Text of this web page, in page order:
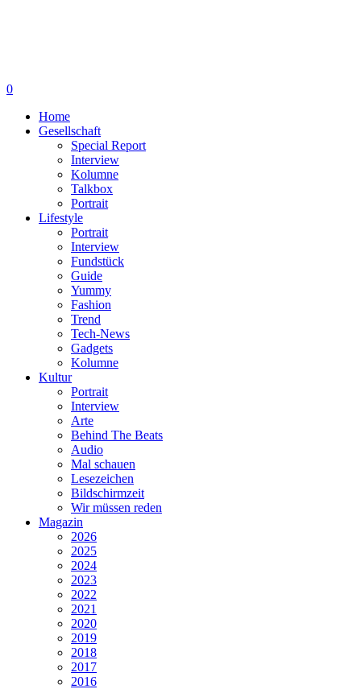
0
Home
Gesellschaft
Special Report
Interview
Kolumne
Talkbox
Portrait
Lifestyle
Portrait
Interview
Fundstück
Guide
Yummy
Fashion
Trend
Tech-News
Gadgets
Kolumne
Kultur
Portrait
Interview
Arte
Behind The Beats
Audio
Mal schauen
Lesezeichen
Bildschirmzeit
Wir müssen reden
Magazin
2026
2025
2024
2023
2022
2021
2020
2019
2018
2017
2016